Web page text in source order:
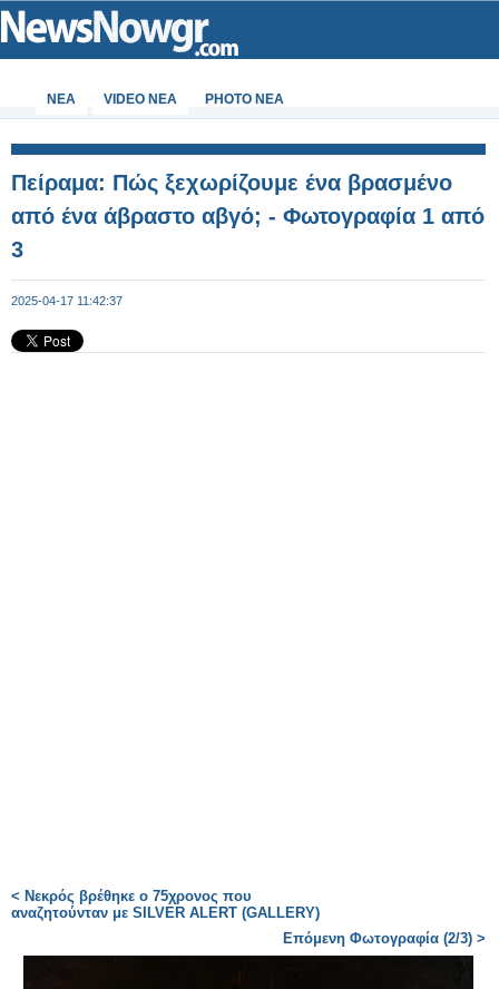
ΝΕΑ VIDEO NEA PHOTO NEA
Πείραμα: Πώς ξεχωρίζουμε ένα βρασμένο
από ένα άβραστο αβγό; - Φωτογραφία 1 από
3
2025-04-17 11:42:37
< Νεκρός βρέθηκε ο 75χρονος που
αναζητούνταν με SILVER ALERT (GALLERY)
Επόμενη Φωτογραφία (2/3) >